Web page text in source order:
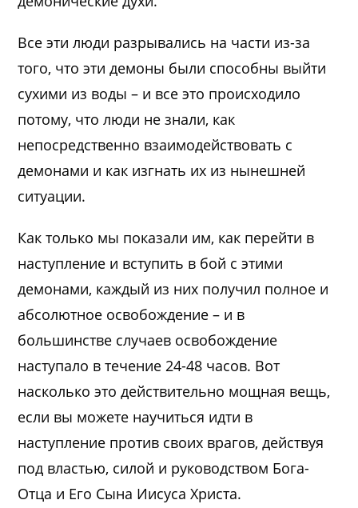
Все эти люди разрывались на части из-за
того, что эти демоны были способны выйти
сухими из воды – и все это происходило
потому, что люди не знали, как
непосредственно взаимодействовать с
демонами и как изгнать их из нынешней
ситуации.
Как только мы показали им, как перейти в
наступление и вступить в бой с этими
демонами, каждый из них получил полное и
абсолютное освобождение – и в
большинстве случаев освобождение
наступало в течение 24-48 часов. Вот
насколько это действительно мощная вещь,
если вы можете научиться идти в
наступление против своих врагов, действуя
под властью, силой и руководством Бога-
Отца и Его Сына Иисуса Христа.